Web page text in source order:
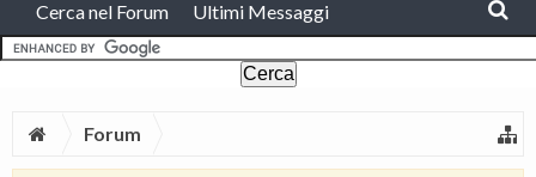
Cerca nel Forum Ultimi Messaggi
Forum